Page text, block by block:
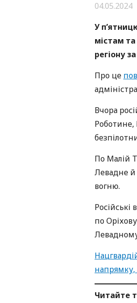
04.05.2024
У
містам та
регіону
Про це
Вчора
Роботине,
По Малій
Левадне й
вогню.
по
Читайте